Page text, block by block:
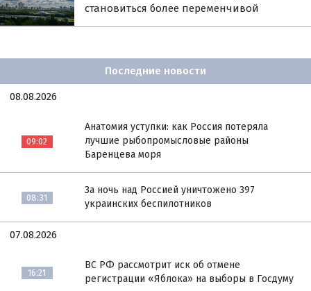
становиться более переменчивой
Последние новости
08.08.2026
09:02
Анатомия уступки: как Россия потеряла
лучшие рыбопромысловые районы
Баренцева моря
08:31
За ночь над Россией уничтожено 397
украинских беспилотников
07.08.2026
16:21
ВС РФ рассмотрит иск об отмене
регистрации «Яблока» на выборы в Госдуму